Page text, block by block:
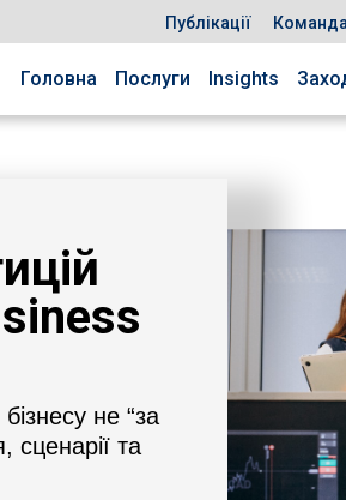
Публікації Команда
Головна Послуги Insights
не “за
сценарії та